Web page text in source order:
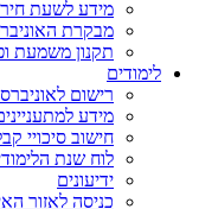
מידע לשעת
מבקרת
תקנון משמעת
לימודים
רישום
מידע
חישוב סיכויי
לוח שנת
ידיעונים
כניסה לאזור